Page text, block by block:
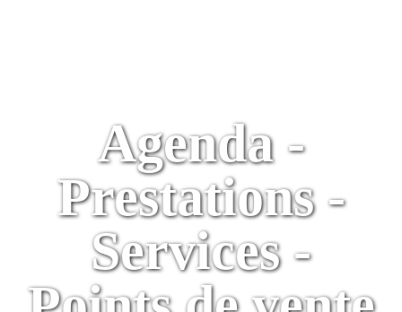
Agenda -
Prestations -
Services -